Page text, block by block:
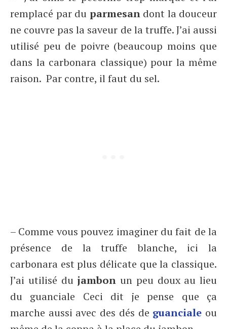
remplacé par du parmesan dont la douceur
ne couvre pas la saveur de la truffe. J’ai aussi
utilisé peu de poivre (beaucoup moins que
dans la carbonara classique) pour la même
raison. Par contre, il faut du sel.
– Comme vous pouvez imaginer du fait de la
présence de la truffe blanche, ici la
carbonara est plus délicate que la classique.
J’ai utilisé du jambon un peu doux au lieu
du guanciale Ceci dit je pense que ça
marche aussi avec des dés de guanciale ou